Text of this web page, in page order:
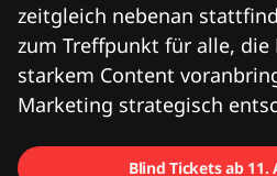
zeitgleich nebenan
zum Treffpunkt für alle,
starkem Content
Marketing strategisch
Blind Tickets ab 11.